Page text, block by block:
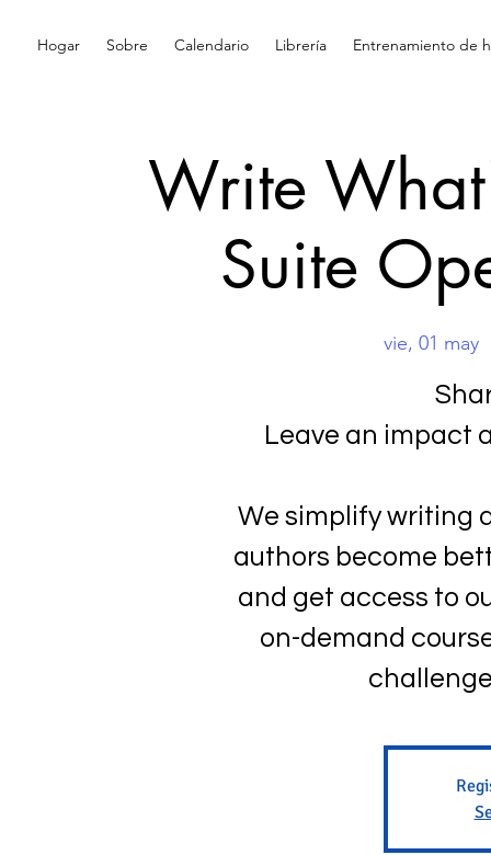
Hogar Sobre Calendario Librería Entrenamiento de
Write
Suite
vie, 01 may
Leave an impact
We simplify writing
authors become
and get access to
on-demand